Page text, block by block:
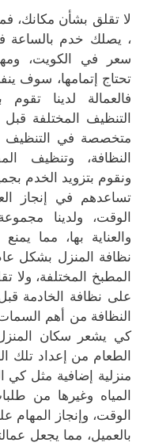
لا تقلق بشأن مكانك،
، يصلك خدم بالساعة
سعر في الكويت،
تحتاج إتمامها، سوف
فالعمالة لدينا
التنظيف المختلفة قبل
متخصصة في التنظيف
النظافة، وتنظيف
ونقوم بتزويد الخدم
تساعدهم في إنجاز
الوقت، ولدينا
والعناية بها، مما
نظافة المنزل بشكل
المطبخ المختلفة،
على نظافة الخادمة قبل
النظافة من أهم
كي يشعر سكان المنزل
الطعام من إعداد تلك
منزلية إضافية مثل كي
المياه وغيرها من
الوقت، وإنجاز
بالعميل، مما يجعل